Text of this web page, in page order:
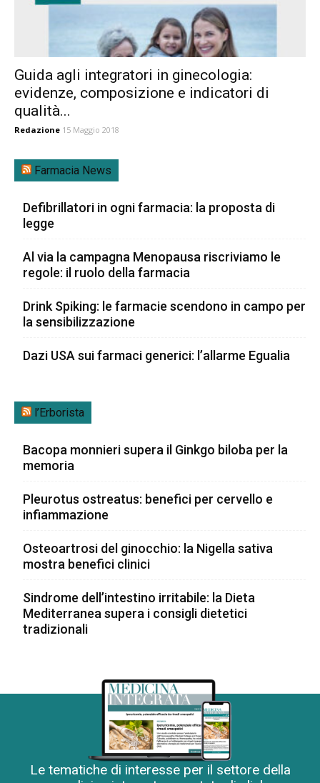
Guida agli integratori in ginecologia:
evidenze, composizione e indicatori di
qualità...
Redazione 15 Maggio 2018
Farmacia News
Defibrillatori in ogni farmacia: la proposta di
legge
Al via la campagna Menopausa riscriviamo le
regole: il ruolo della farmacia
Drink Spiking: le farmacie scendono in campo per
la sensibilizzazione
Dazi USA sui farmaci generici: l’allarme Egualia
l’Erborista
Bacopa monnieri supera il Ginkgo biloba per la
memoria
Pleurotus ostreatus: benefici per cervello e
infiammazione
Osteoartrosi del ginocchio: la Nigella sativa
mostra benefici clinici
Sindrome dell’intestino irritabile: la Dieta
Mediterranea supera i consigli dietetici
tradizionali
Le tematiche di interesse per il settore della